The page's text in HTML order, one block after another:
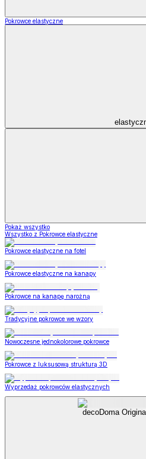
Pokrowce elastyczne
Pokaż wszystko
Wszystko z Pokrowce elastyczne
Pokrowce elastyczne na fotel
Pokrowce elastyczne na kanapy
Pokrowce na kanapę narożną
Tradycyjne pokrowce we wzory
Nowoczesne jednokolorowe pokrowce
Pokrowce z luksusową strukturą 3D
Wyprzedaż pokrowców elastycznych
decoDoma